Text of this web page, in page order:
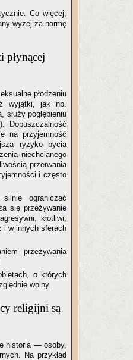
Co więcej,
wyżej za normę
płynącej
płodzeniu
wyjątki, jak np.
pogłębieniu
Dopuszczalność
na przyjemność
ryzyko bycia
niechcianego
przerwania
i często
ograniczać
się przeżywanie
kłótliwi,
i w innych sferach
przeżywania
o których
wolny.
religijni są
historia — osoby,
Na przykład